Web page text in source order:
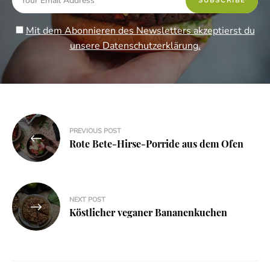
Mit dem Abonnieren des Newsletters akzeptierst du
unsere Datenschutzerklärung.
Beitragsnavigation
PREVIOUS POST
Rote Bete-Hirse-Porride aus dem Ofen
NEXT POST
Köstlicher veganer Bananenkuchen